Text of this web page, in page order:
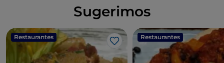
Sugerimos
Restaurantes
Me gusta
Restaurantes